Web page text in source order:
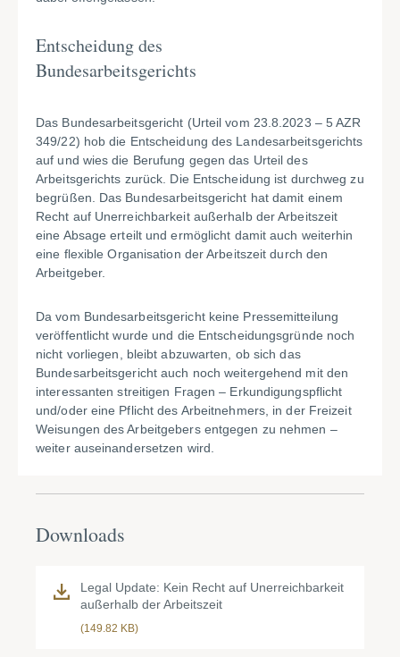
Entscheidung des
Bundesarbeitsgerichts
Das Bundesarbeitsgericht (Urteil vom 23.8.2023 – 5 AZR
349/22) hob die Entscheidung des Landesarbeitsgerichts
auf und wies die Berufung gegen das Urteil des
Arbeitsgerichts zurück. Die Entscheidung ist durchweg zu
begrüßen. Das Bundesarbeitsgericht hat damit einem
Recht auf Unerreichbarkeit außerhalb der Arbeitszeit
eine Absage erteilt und ermöglicht damit auch weiterhin
eine flexible Organisation der Arbeitszeit durch den
Arbeitgeber.
Da vom Bundesarbeitsgericht keine Pressemitteilung
veröffentlicht wurde und die Entscheidungsgründe noch
nicht vorliegen, bleibt abzuwarten, ob sich das
Bundesarbeitsgericht auch noch weitergehend mit den
interessanten streitigen Fragen – Erkundigungspflicht
und/oder eine Pflicht des Arbeitnehmers, in der Freizeit
Weisungen des Arbeitgebers entgegen zu nehmen –
weiter auseinandersetzen wird.
Downloads
Legal Update: Kein Recht auf Unerreichbarkeit
außerhalb der Arbeitszeit
(149.82 KB)